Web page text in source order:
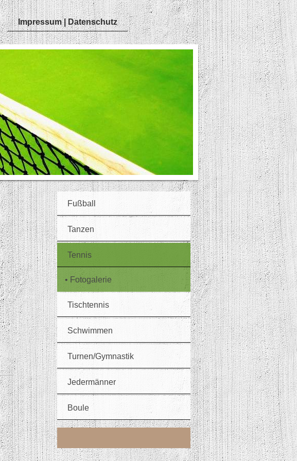
Impressum | Datenschutz
Fußball
Tanzen
Tennis
Fotogalerie
Tischtennis
Schwimmen
Turnen/Gymnastik
Jedermänner
Boule